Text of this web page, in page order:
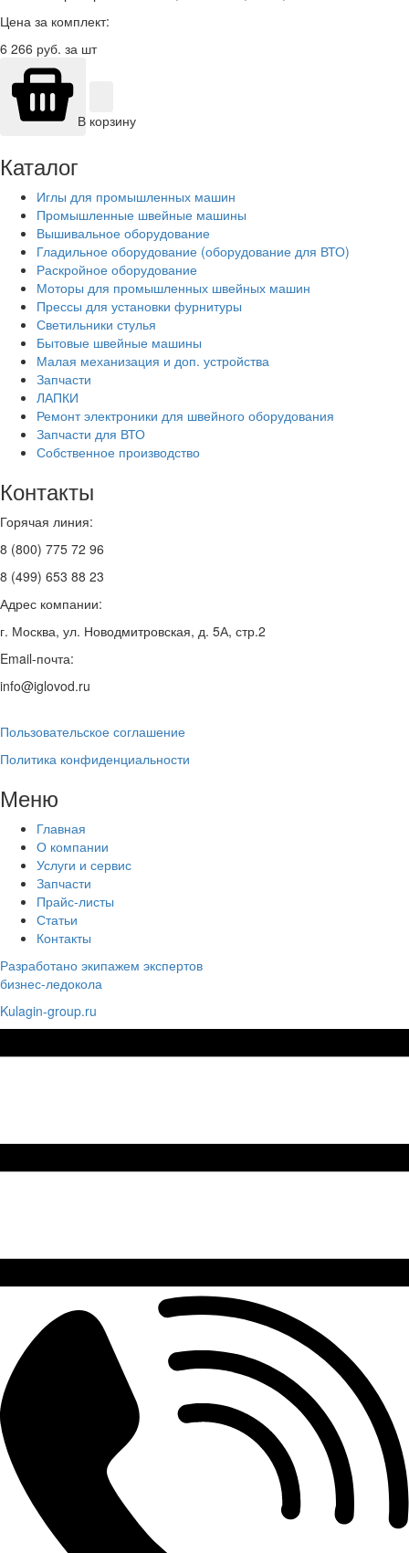
Цена за комплект:
6 266 руб. за шт
В корзину
Каталог
Иглы для промышленных машин
Промышленные швейные машины
Вышивальное оборудование
Гладильное оборудование (оборудование для ВТО)
Раскройное оборудование
Моторы для промышленных швейных машин
Прессы для установки фурнитуры
Светильники стулья
Бытовые швейные машины
Малая механизация и доп. устройства
Запчасти
ЛАПКИ
Ремонт электроники для швейного оборудования
Запчасти для ВТО
Собственное производство
Контакты
Горячая линия:
8 (800) 775 72 96
8 (499) 653 88 23
Адрес компании:
г. Москва, ул. Новодмитровская, д. 5А, стр.2
Email-почта:
info@iglovod.ru
Пользовательское соглашение
Политика конфиденциальности
Меню
Главная
О компании
Услуги и сервис
Запчасти
Прайс-листы
Статьи
Контакты
Разработано экипажем экспертов
бизнес-ледокола
Kulagin-group.ru